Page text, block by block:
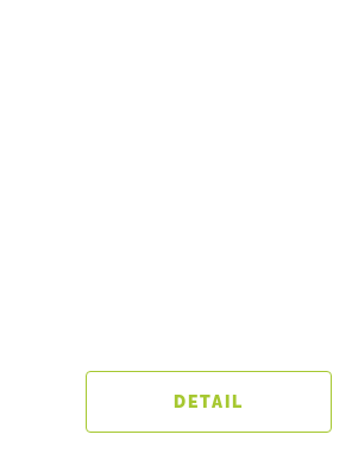
DETAIL